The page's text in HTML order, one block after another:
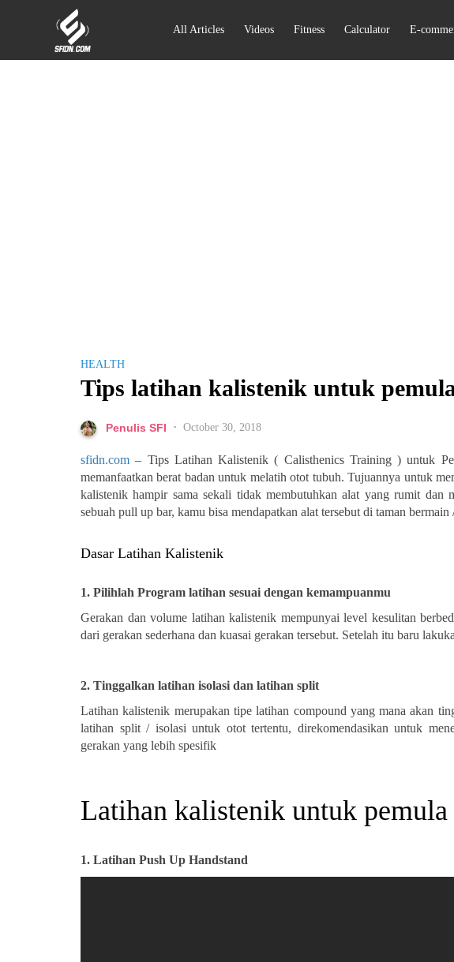
All Articles Videos Fitness Calculator E-
HEALTH
Tips latihan kalistenik untuk
Penulis SFI • October 30, 2018
sfidn.com – Tips Latihan Kalistenik ( Calisthenics Training ) untuk
memanfaatkan berat badan untuk melatih otot tubuh. Tujuannya untuk
kalistenik hampir sama sekali tidak membutuhkan alat yang rumit dan
sebuah pull up bar, kamu bisa mendapatkan alat tersebut di taman
Dasar Latihan Kalistenik
1. Pilihlah Program latihan sesuai dengan kemampuanmu
Gerakan dan volume latihan kalistenik mempunyai level kesulitan
dari gerakan sederhana dan kuasai gerakan tersebut. Setelah itu baru
2. Tinggalkan latihan isolasi dan latihan split
Latihan kalistenik merupakan tipe latihan compound yang mana akan
latihan split / isolasi untuk otot tertentu, direkomendasikan untuk
gerakan yang lebih spesifik
Latihan kalistenik untuk pemula
1. Latihan Push Up Handstand